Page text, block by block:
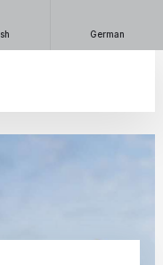
German